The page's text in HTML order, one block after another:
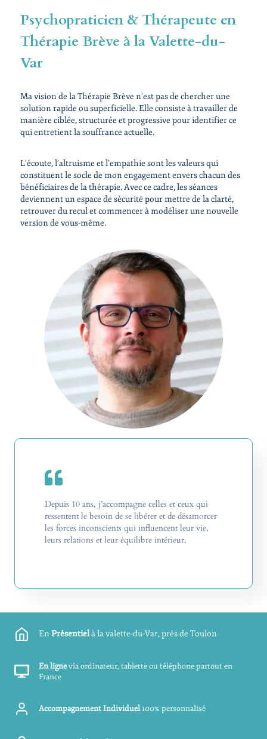
Psychopraticien & Thérapeute en
Thérapie Brève à la Valette-du-
Var
Ma vision de la Thérapie Brève n’est pas de chercher une
solution rapide ou superficielle. Elle consiste à travailler de
manière ciblée, structurée et progressive pour identifier ce
qui entretient la souffrance actuelle.
L’écoute, l’altruisme et l’empathie sont les valeurs qui
constituent le socle de mon engagement envers chacun des
bénéficiaires de la thérapie. Avec ce cadre, les séances
deviennent un espace de sécurité pour mettre de la clarté,
retrouver du recul et commencer à modéliser une nouvelle
version de vous-même.
Depuis 10 ans, j’accompagne celles et ceux qui
ressentent le besoin de se libérer et de désamorcer
les forces inconscients qui influencent leur vie,
leurs relations et leur équilibre intérieur.
EnPrésentielà la valette-du-Var, prés de Toulon
En lignevia ordinateur, tablette ou téléphone partout en
France
Accompagnement Individuel100% personnalisé